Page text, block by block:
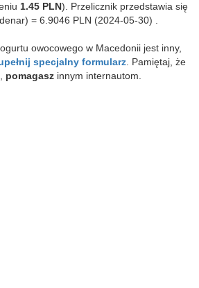
1.45 PLN). Przelicznik przedstawia się
= 6.9046 PLN (2024-05-30) .
owocowego w Macedonii jest inny,
specjalny formularz . Pamiętaj, że
pomagasz innym internautom.